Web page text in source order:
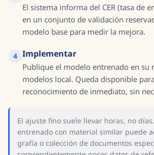
El sistema informa del CER (tasa de
en un conjunto de validación
modelo base para medir la mejora.
Implementar
Publique el modelo entrenado en su
modelos local. Queda disponible
reconocimiento de inmediato, sin
El ajuste fino suele llevar horas, no
entrenado con material similar puede
grafía o colección de documentos